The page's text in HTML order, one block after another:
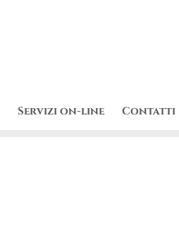
Servizi on-line Contatti